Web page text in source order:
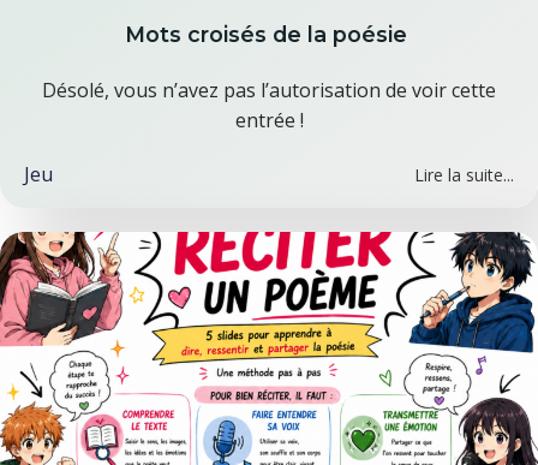
Mots croisés de la poésie
Désolé, vous n’avez pas l’autorisation de voir cette
entrée !
Jeu Lire la suite...